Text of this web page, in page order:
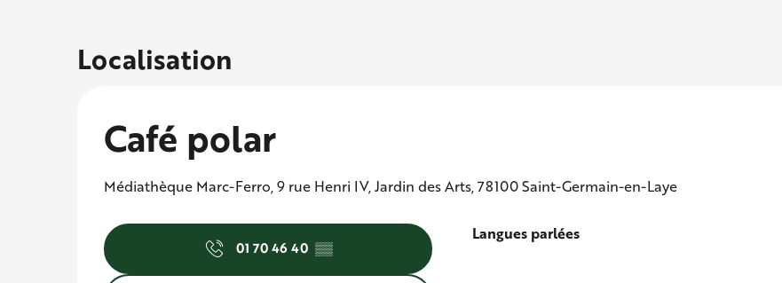
Localisation
Café polar
Médiathèque Marc-Ferro, 9 rue Henri IV, Jardin des Arts, 78100 Saint-Germain-en-Laye
01 70 46 40 ▒▒
Langues parlées
Langues parlées